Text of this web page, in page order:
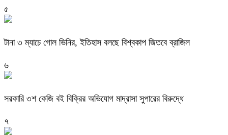
৫
টানা ৩ ম্যাচে গোল ভিনির, ইতিহাস বলছে বিশ্বকাপ জিতবে ব্রাজিল
৬
সরকারি ৩শ কেজি বই বিক্রির অভিযোগ মাদ্রাসা সুপারের বিরুদ্ধে
৭